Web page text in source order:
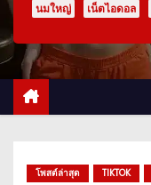
นมใหญ่ เน็ตไอดอล
โพสต์ล่าสุด TIKTOK